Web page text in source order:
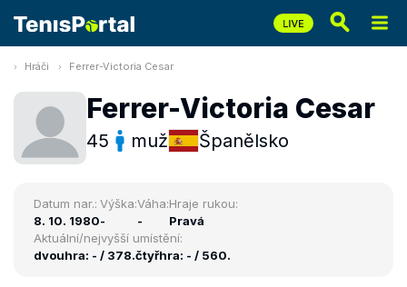
Hráči Ferrer-Victoria Cesar
Ferrer-Victoria Cesar
45 muž Španělsko
Datum nar.:
8. 10. 1980
Výška:
-
Váha:
-
Hraje rukou:
Pravá
Aktuální/nejvyšší umístění:
dvouhra: - / 378.čtyřhra: - / 560.